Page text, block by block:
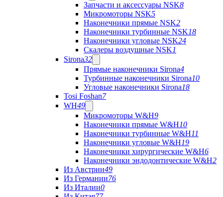
Запчасти и аксессуары NSK8
Микромоторы NSK5
Наконечники прямые NSK2
Наконечники турбинные NSK18
Наконечники угловые NSK24
Скалеры воздушные NSK1
Sirona32
Прямые наконечники Sirona4
Турбинные наконечники Sirona10
Угловые наконечники Sirona18
Tosi Foshan7
WH49
Микромоторы W&H9
Наконечники прямые W&H10
Наконечники турбинные W&H11
Наконечники угловые W&H19
Наконечники хирургические W&H6
Наконечники эндодонтические W&H2
Из Австрии49
Из Германии76
Из Италии0